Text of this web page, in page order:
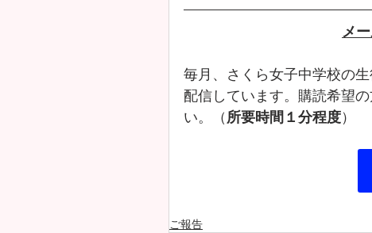
メ
毎月、さくら女子中学校の
配信しています。購読希望の
い。（所要時間１分程度）
ご報告